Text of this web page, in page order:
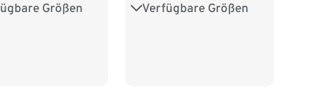
Größen
98/104 Verfügbare Größen
122/128 134/140